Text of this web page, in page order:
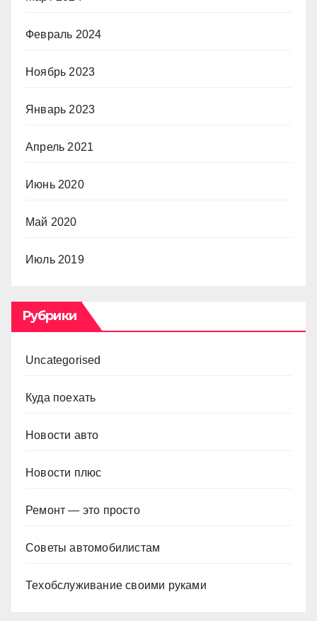
Февраль 2024
Ноябрь 2023
Январь 2023
Апрель 2021
Июнь 2020
Май 2020
Июль 2019
Рубрики
Uncategorised
Куда поехать
Новости авто
Новости плюс
Ремонт — это просто
Советы автомобилистам
Техобслуживание своими руками